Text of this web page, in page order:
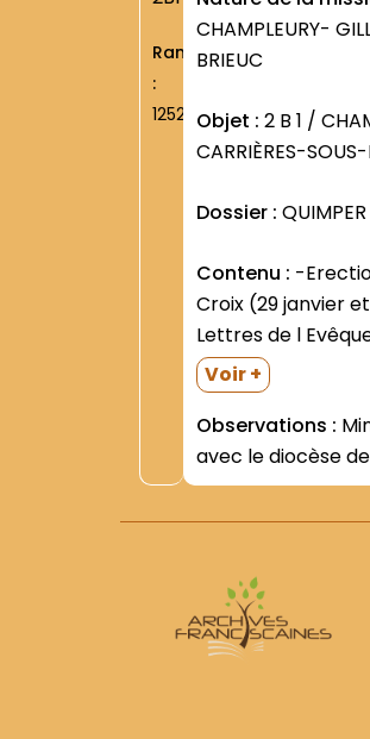
Rang
:
1252
CHAMPLEURY-
BRIEUC
Objet : 2 B 1 /
CARRIÈRES-SOUS-
Dossier : QUIMPER
Contenu :
Croix (29 janvier
Lettres de l
prise de contact
Franciscains;
étudiants;
(1934- 1938-
l Evêché relatif
Voir +
Observations :
avec le diocèse